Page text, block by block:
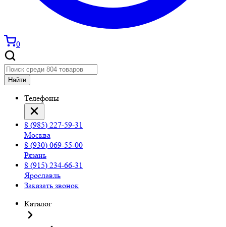
0
Найти
Телефоны
8 (985) 227-59-31
Москва
8 (930) 069-55-00
Рязань
8 (915) 234-66-31
Ярославль
Заказать звонок
Каталог